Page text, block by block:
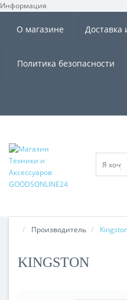
Информация
О магазине Доставка
Политика безопасности
Производитель
KINGSTON